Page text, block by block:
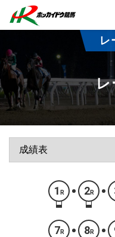
レ
レ
1 R 2R
7 R 8R